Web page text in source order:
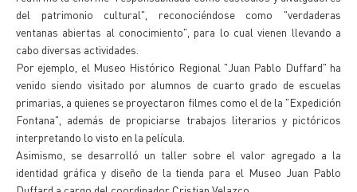
del patrimonio cultural", reconociéndose como "verdaderas
ventanas abiertas al conocimiento", para lo cual vienen llevando a
cabo diversas actividades.
Por ejemplo, el Museo Histórico Regional "Juan Pablo Duffard" ha
venido siendo visitado por alumnos de cuarto grado de escuelas
primarias, a quienes se proyectaron filmes como el de la "Expedición
Fontana", además de propiciarse trabajos literarios y pictóricos
interpretando lo visto en la película.
Asimismo, se desarrolló un taller sobre el valor agregado a la
identidad gráfica y diseño de la tienda para el Museo Juan Pablo